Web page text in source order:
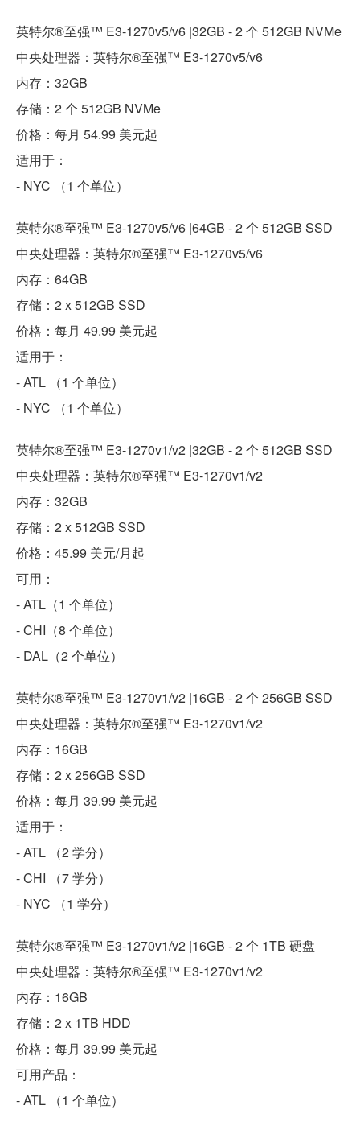
英特尔®至强™ E3-1270v5/v6 |32GB - 2 个 512GB NVMe
中央处理器：英特尔®至强™ E3-1270v5/v6
内存：32GB
存储：2 个 512GB NVMe
价格：每月 54.99 美元起
适用于：
- NYC （1 个单位）
英特尔®至强™ E3-1270v5/v6 |64GB - 2 个 512GB SSD
中央处理器：英特尔®至强™ E3-1270v5/v6
内存：64GB
存储：2 x 512GB SSD
价格：每月 49.99 美元起
适用于：
- ATL （1 个单位）
- NYC （1 个单位）
英特尔®至强™ E3-1270v1/v2 |32GB - 2 个 512GB SSD
中央处理器：英特尔®至强™ E3-1270v1/v2
内存：32GB
存储：2 x 512GB SSD
价格：45.99 美元/月起
可用：
- ATL（1 个单位）
- CHI（8 个单位）
- DAL（2 个单位）
英特尔®至强™ E3-1270v1/v2 |16GB - 2 个 256GB SSD
中央处理器：英特尔®至强™ E3-1270v1/v2
内存：16GB
存储：2 x 256GB SSD
价格：每月 39.99 美元起
适用于：
- ATL （2 学分）
- CHI （7 学分）
- NYC （1 学分）
英特尔®至强™ E3-1270v1/v2 |16GB - 2 个 1TB 硬盘
中央处理器：英特尔®至强™ E3-1270v1/v2
内存：16GB
存储：2 x 1TB HDD
价格：每月 39.99 美元起
可用产品：
- ATL （1 个单位）